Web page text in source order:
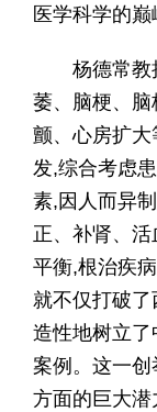
医学科学的巅
杨德常教
萎、脑梗、
颤、心房扩
发,综合考虑
素,因人而异
正、补肾、
平衡,根治疾
就不仅打破了
造性地树立
案例。这一
方面的巨大